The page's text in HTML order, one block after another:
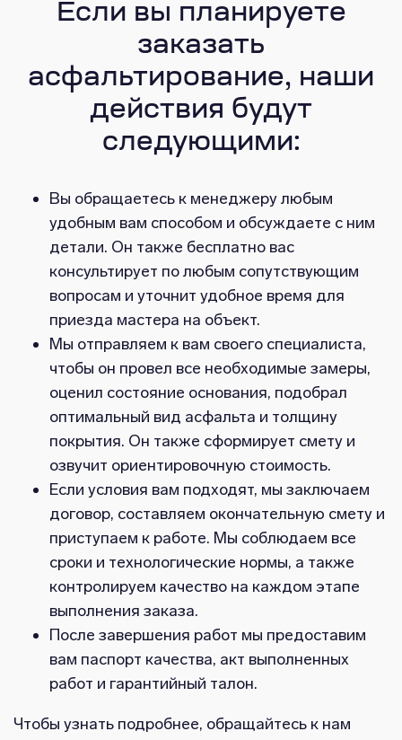
Если вы планируете
заказать
асфальтирование, наши
действия будут
следующими:
Вы обращаетесь к менеджеру любым
удобным вам способом и обсуждаете с ним
детали. Он также бесплатно вас
консультирует по любым сопутствующим
вопросам и уточнит удобное время для
приезда мастера на объект.
Мы отправляем к вам своего специалиста,
чтобы он провел все необходимые замеры,
оценил состояние основания, подобрал
оптимальный вид асфальта и толщину
покрытия. Он также сформирует смету и
озвучит ориентировочную стоимость.
Если условия вам подходят, мы заключаем
договор, составляем окончательную смету и
приступаем к работе. Мы соблюдаем все
сроки и технологические нормы, а также
контролируем качество на каждом этапе
выполнения заказа.
После завершения работ мы предоставим
вам паспорт качества, акт выполненных
работ и гарантийный талон.
Чтобы узнать подробнее, обращайтесь к нам